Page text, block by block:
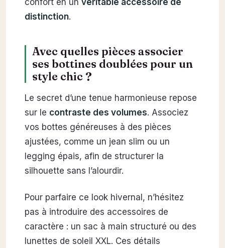
distinction.
Avec quelles pièces associer
ses bottines doublées pour un
style chic ?
Le secret d’une tenue harmonieuse repose
sur le contraste des volumes. Associez
vos bottes généreuses à des pièces
ajustées, comme un jean slim ou un
legging épais, afin de structurer la
silhouette sans l’alourdir.
Pour parfaire ce look hivernal, n’hésitez
pas à introduire des accessoires de
caractère : un sac à main structuré ou des
lunettes de soleil XXL. Ces détails